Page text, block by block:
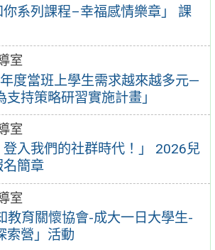
你系列課程–幸福感情樂章」 課
室
年度當班上學生需求越來越多元—
持策略研習實施計畫」
室
登入我們的社群時代！」 2026兒
簡章
室
教育關懷協會-成大一日大學生-
索營」活動